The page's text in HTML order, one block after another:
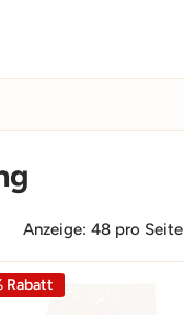
Anzeige: 48 pro Seite
Rabatt